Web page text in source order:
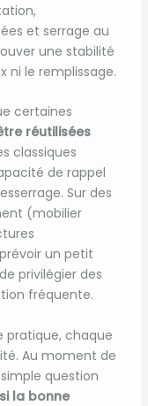
et serrage au
une stabilité
ni le remplissage.
certaines
réutilisées
classiques
de rappel
Sur des
(mobilier
un petit
privilégier des
fréquente.
pratique, chaque
Au moment de
question
la bonne